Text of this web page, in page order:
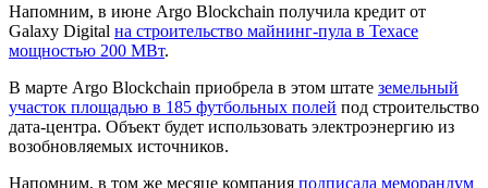
Напомним, в июне Argo Blockchain получила кредит от
Galaxy Digital на строительство майнинг-пула в Техасе
мощностью 200 МВт.
В марте Argo Blockchain приобрела в этом штате земельный
участок площадью в 185 футбольных полей под строительство
дата-центра. Объект будет использовать электроэнергию из
возобновляемых источников.
Напомним, в том же месяце компания подписала меморандум